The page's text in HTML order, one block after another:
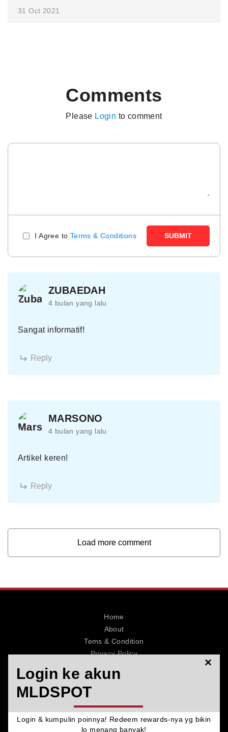
31 Oct 2021
Comments
Please Login to comment
I Agree to Terms & Conditions SUBMIT
ZUBAEDAH
4 bulan yang lalu
Sangat informatif!
Reply
MARSONO
4 bulan yang lalu
Artikel keren!
Reply
Load more comment
© 2026 MLDSPOT. All Rights Reserved.
Home
About
Tems & Condition
Privacy Policy
Login ke akun
MLDSPOT
×
Login & kumpulin poinnya! Redeem rewards-nya yg bikin
lo menang banyak!